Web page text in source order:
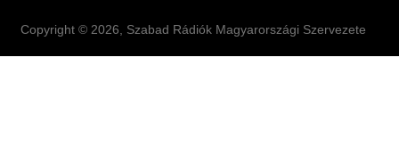
Copyright © 2026, Szabad Rádiók Magyarországi Szervezete